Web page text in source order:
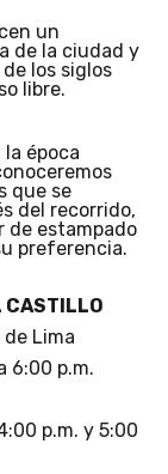
un
de la ciudad y
los siglos
libre.
época
que se
del recorrido,
de estampado
preferencia.
CASTILLO
Lima
6:00 p.m.
p.m. y 5:00